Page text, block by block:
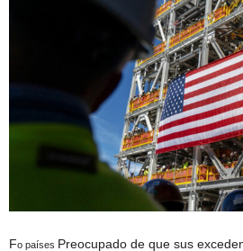
Fo países Preocupado de que sus